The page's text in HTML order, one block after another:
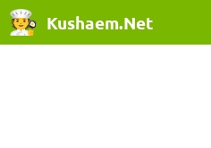
Kushaem.Net